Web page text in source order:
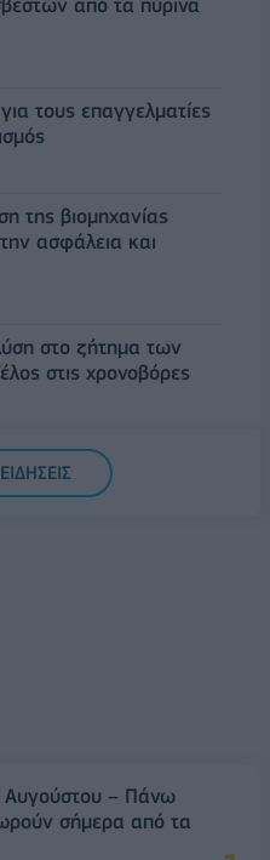
τους επαγγελματίες
της βιομηχανίας
ασφάλεια και
στο ζήτημα των
στις χρονοβόρες
νέα δάνεια το 2026
των
Αυγούστου – Πάνω
σήμερα από τα